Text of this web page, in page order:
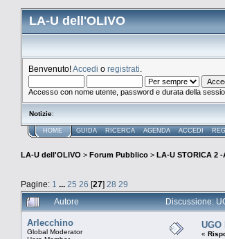
LA-U dell'OLIVO
Benvenuto!Accedi o registrati
Accesso con nome utente, password e durata della
Notizie:
HOME GUIDA RICERCA AGENDA ACCEDI
LA-U dell'OLIVO > Forum Pubblico > LA-U STORICA 2
Pagine: 1 ... 25 26 [27] 28 29
Autore Discussione:
Arlecchino
Global Moderator
«